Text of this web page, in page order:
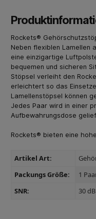
Rockets®
Neben flexiblen Lamellen
eine einzigartige
bequemen und sicheren
Stöpsel verleiht den
erleichtert so das
Lamellenstöpsel können
Jedes Paar wird in einer
Aufbewahrungsdose
Rockets® bieten eine
Artikel Art:
Packungs Größe:
1
SNR:
30 dB